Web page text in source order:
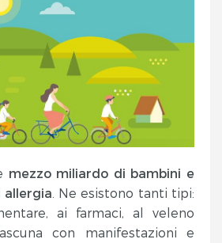
mezzo miliardo di bambini e
allergia . Ne esistono tanti tipi:
ai farmaci, al veleno
con manifestazioni e